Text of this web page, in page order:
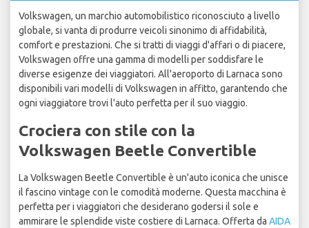
Volkswagen, un marchio automobilistico riconosciuto a livello
globale, si vanta di produrre veicoli sinonimo di affidabilità,
comfort e prestazioni. Che si tratti di viaggi d'affari o di piacere,
Volkswagen offre una gamma di modelli per soddisfare le
diverse esigenze dei viaggiatori. All'aeroporto di Larnaca sono
disponibili vari modelli di Volkswagen in affitto, garantendo che
ogni viaggiatore trovi l'auto perfetta per il suo viaggio.
Crociera con stile con la
Volkswagen Beetle Convertible
La Volkswagen Beetle Convertible è un'auto iconica che unisce
il fascino vintage con le comodità moderne. Questa macchina è
perfetta per i viaggiatori che desiderano godersi il sole e
ammirare le splendide viste costiere di Larnaca. Offerta da AIDA